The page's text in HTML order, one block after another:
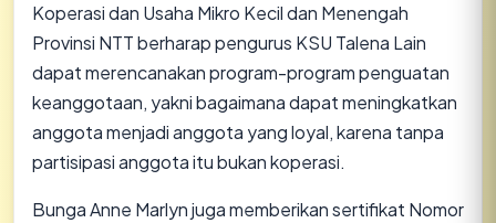
Koperasi dan Usaha Mikro Kecil dan Menengah
Provinsi NTT berharap pengurus KSU Talena Lain
dapat merencanakan program-program penguatan
keanggotaan, yakni bagaimana dapat meningkatkan
anggota menjadi anggota yang loyal, karena tanpa
partisipasi anggota itu bukan koperasi.
Bunga Anne Marlyn juga memberikan sertifikat Nomor